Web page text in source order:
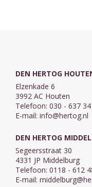
DEN HERTOG
Elzenkade 6
3992 AC Houten
Telefoon: 030 - 637
E-mail: info@hertog.nl
DEN HERTOG
Segeersstraat 30
4331 JP Middelburg
Telefoon: 0118 - 612
E-mail: